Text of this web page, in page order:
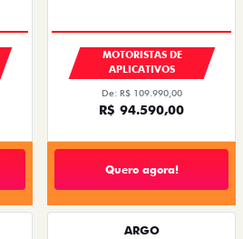
MOTORISTAS DE
APLICATIVOS
De: R$ 109.990,00
R$ 94.590,00
Quero agora!
ARGO